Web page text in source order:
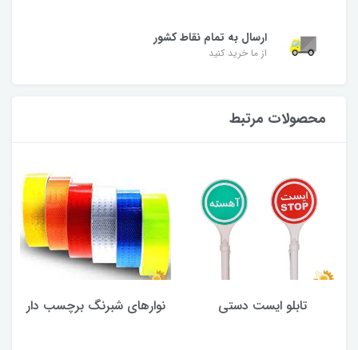
ارسال به تمام نقاط کشور
از ما خرید کنید
محصولات مرتبط
تابلو ایست دستی نوارهای شبرنگ برچسب دار